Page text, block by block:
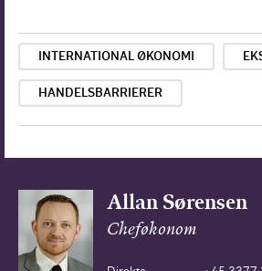
INTERNATIONAL ØKONOMI
HANDELSBARRIERER
Allan Sørensen
Cheføkonom